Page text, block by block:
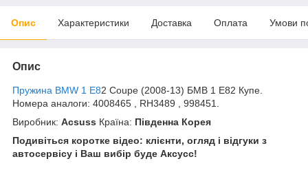
Опис Характеристики Доставка Оплата Умови
Опис
Пружина BMW 1 E82 Coupe (2008-13) БМВ 1 Е82 Купе.
Номера аналоги: 4008465 , RH3489 , 998451.
Виробник: Acsuss Країна: Південна Корея
Подивіться коротке відео: клієнти, огляд і відгуки з
автосервісу і Ваш вибір буде Aксусс!